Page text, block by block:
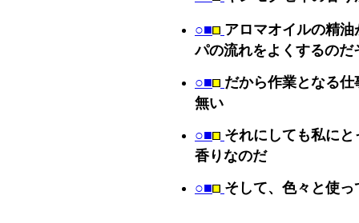
○■ アロマオイルの精
パの流れをよくするのだ
○■ だから作業となる
無い
○■ それにしても私に
香りなのだ
○■ そして、色々と使っ